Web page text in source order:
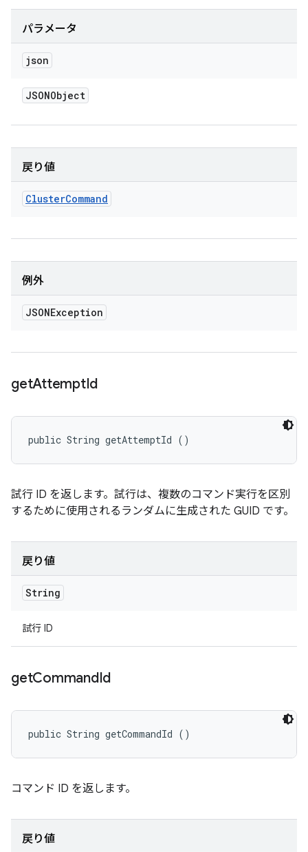
パラメータ
json
JSONObject
戻り値
ClusterCommand
例外
JSONException
getAttemptId
public String getAttemptId ()
試行 ID を返します。試行は、複数のコマンド実行を区別
するために使用されるランダムに生成された GUID です。
戻り値
String
試行 ID
getCommandId
public String getCommandId ()
コマンド ID を返します。
戻り値